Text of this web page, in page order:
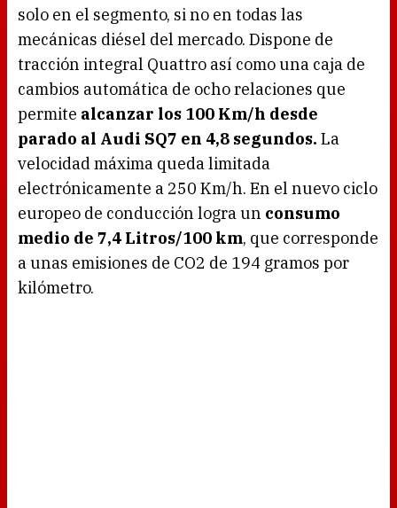
solo en el segmento, si no en todas las
mecánicas diésel del mercado. Dispone de
tracción integral Quattro así como una caja de
cambios automática de ocho relaciones que
permite alcanzar los 100 Km/h desde
parado al Audi SQ7 en 4,8 segundos. La
velocidad máxima queda limitada
electrónicamente a 250 Km/h. En el nuevo ciclo
europeo de conducción logra un consumo
medio de 7,4 Litros/100 km, que corresponde
a unas emisiones de CO2 de 194 gramos por
kilómetro.